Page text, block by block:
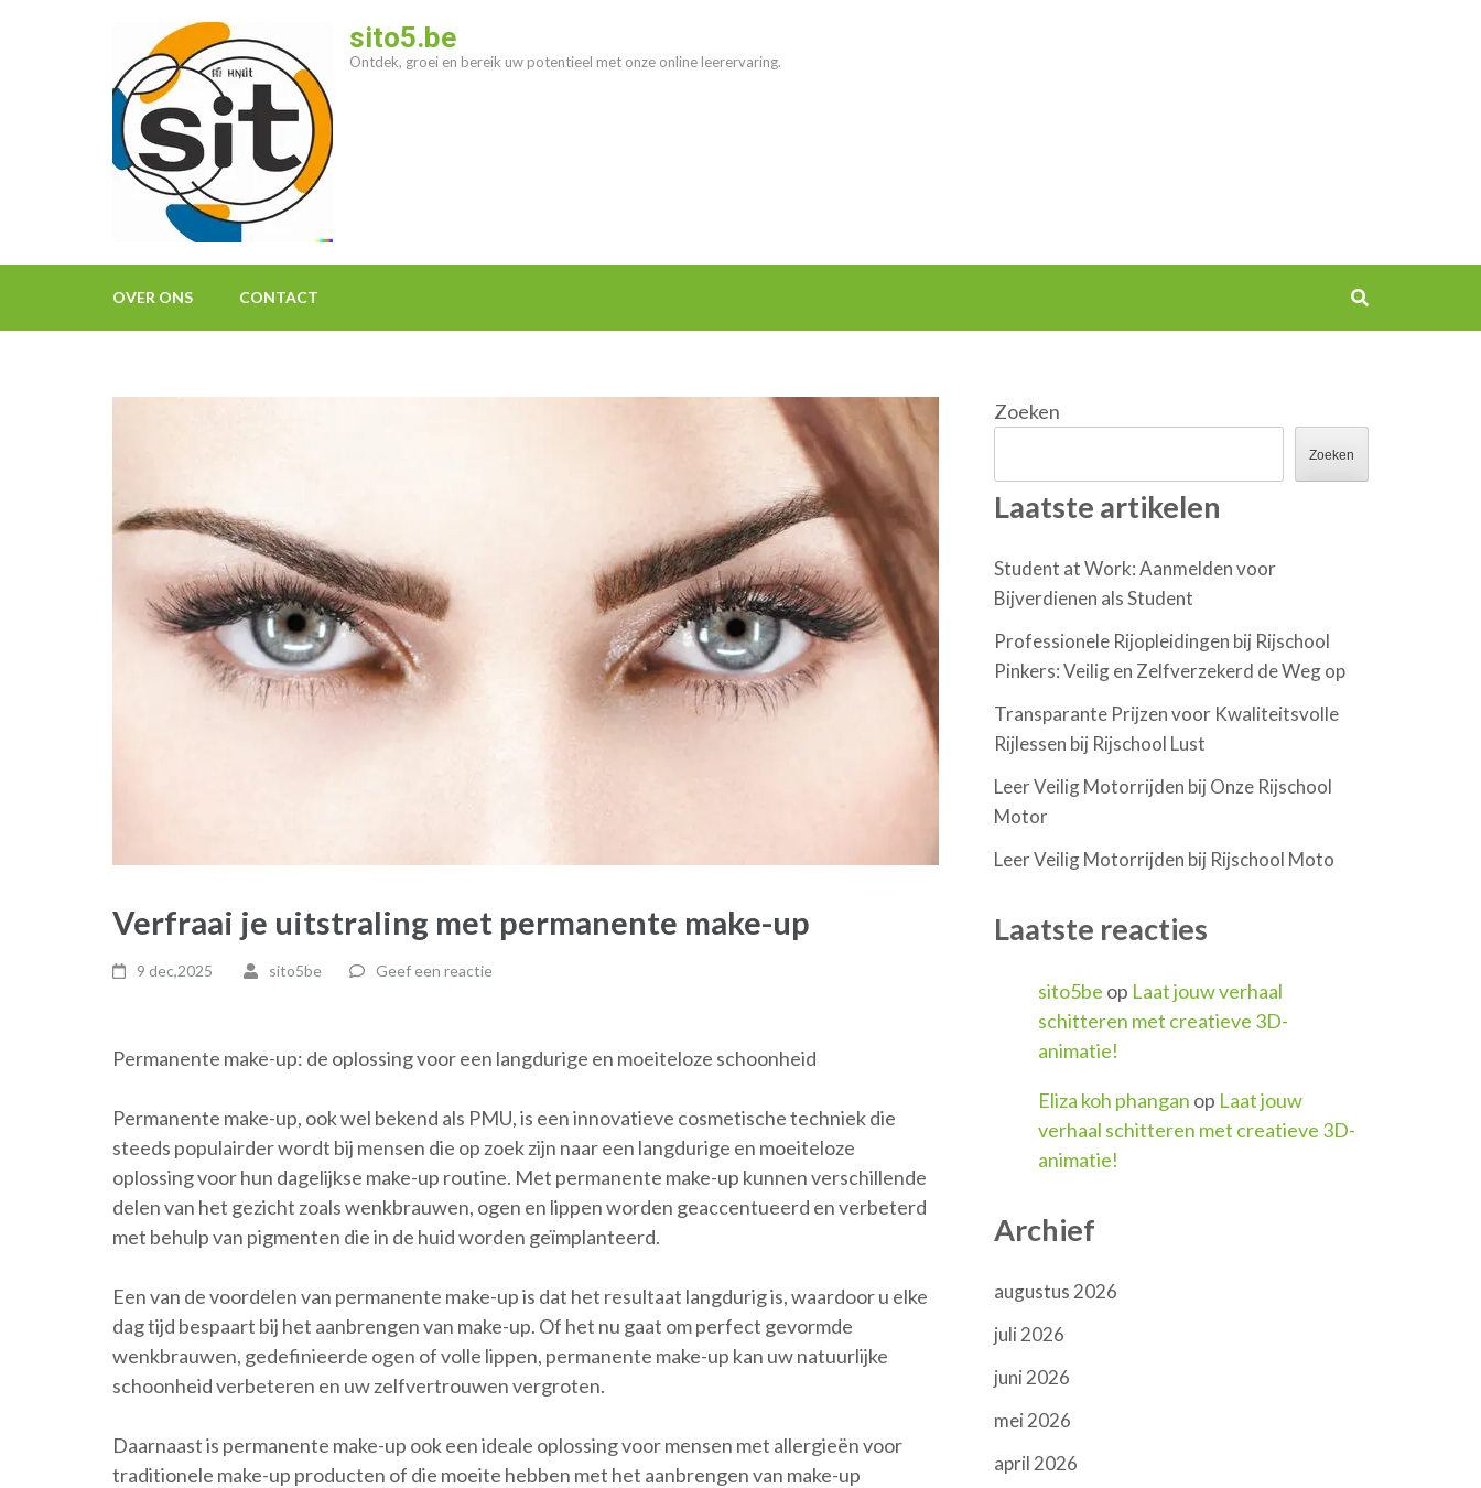
sito5.be
Ontdek, groei en bereik uw potentieel met onze online leerervaring.
OVER ONS CONTACT
Verfraai je uitstraling met permanente make-up
9 dec,2025 sito5be Geef een reactie
Permanente make-up: de oplossing voor een langdurige en moeiteloze schoonheid
Permanente make-up, ook wel bekend als PMU, is een innovatieve cosmetische techniek die
steeds populairder wordt bij mensen die op zoek zijn naar een langdurige en moeiteloze
oplossing voor hun dagelijkse make-up routine. Met permanente make-up kunnen verschillende
delen van het gezicht zoals wenkbrauwen, ogen en lippen worden geaccentueerd en verbeterd
met behulp van pigmenten die in de huid worden geïmplanteerd.
Een van de voordelen van permanente make-up is dat het resultaat langdurig is, waardoor u elke
dag tijd bespaart bij het aanbrengen van make-up. Of het nu gaat om perfect gevormde
wenkbrauwen, gedefinieerde ogen of volle lippen, permanente make-up kan uw natuurlijke
schoonheid verbeteren en uw zelfvertrouwen vergroten.
Daarnaast is permanente make-up ook een ideale oplossing voor mensen met allergieën voor
traditionele make-up producten of die moeite hebben met het aanbrengen van make-up
Zoeken
Zoeken
Laatste artikelen
Student at Work: Aanmelden voor
Bijverdienen als Student
Professionele Rijopleidingen bij Rijschool
Pinkers: Veilig en Zelfverzekerd de Weg op
Transparante Prijzen voor Kwaliteitsvolle
Rijlessen bij Rijschool Lust
Leer Veilig Motorrijden bij Onze Rijschool
Motor
Leer Veilig Motorrijden bij Rijschool Moto
Laatste reacties
sito5be op Laat jouw verhaal
schitteren met creatieve 3D-
animatie!
Eliza koh phangan op Laat jouw
verhaal schitteren met creatieve 3D-
animatie!
Archief
augustus 2026
juli 2026
juni 2026
mei 2026
april 2026